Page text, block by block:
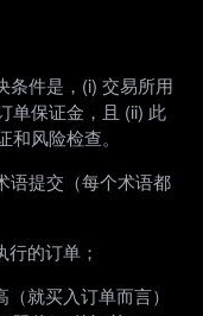
条件是，(i) 交易所用
单保证金，且 (ii) 此
风险检查。
语提交（每个术语都
的订单；
就买入订单而言）